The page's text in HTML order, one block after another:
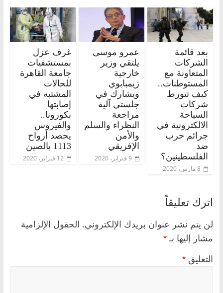
بعد قائمة
الشركات
المتعاونة مع
المستوطنات..
كيف تتورط
شركات
السياحة
الالكترونية في
جرائم حرب
ضد
الفلسطينين؟
8 مارس، 2020
عمرو موسى
يلتقي وزير
خارجية
زيمبابوي
ويشارك في
جلستي آلية
مراجعة
النظراء والسلم
والأمن
الإفريقي
9 فبراير، 2020
غرف عزل
بمستشفيات
جامعة القاهرة
للحالات
المشتبه في
إصابتها
بكورونا..
والفيروس
يحصد أرواح
1113 بالصين
12 فبراير، 2020
اترك تعليقاً
لن يتم نشر عنوان بريدك الإلكتروني. الحقول الإلزامية
مشار إليها بـ *
التعليق *